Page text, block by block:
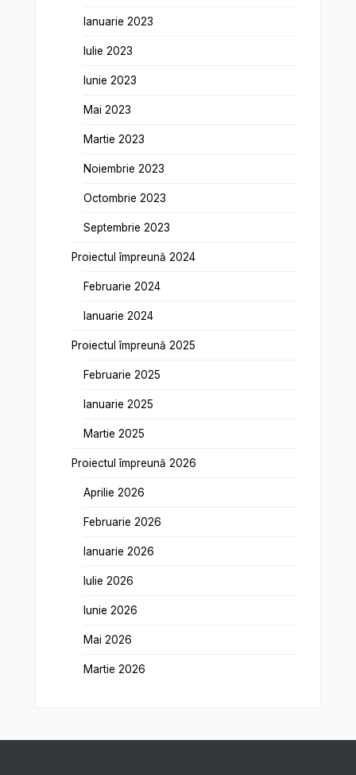
Ianuarie 2023
Iulie 2023
Iunie 2023
Mai 2023
Martie 2023
Noiembrie 2023
Octombrie 2023
Septembrie 2023
Proiectul împreună 2024
Februarie 2024
Ianuarie 2024
Proiectul împreună 2025
Februarie 2025
Ianuarie 2025
Martie 2025
Proiectul împreună 2026
Aprilie 2026
Februarie 2026
Ianuarie 2026
Iulie 2026
Iunie 2026
Mai 2026
Martie 2026